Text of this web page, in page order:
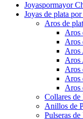
Joyaspormayor
Joyas de plata
Aros de
Aros
Aros
Aros
Aros
Aros
Aros
Aros
Collares de
Anillos de
Pulseras de